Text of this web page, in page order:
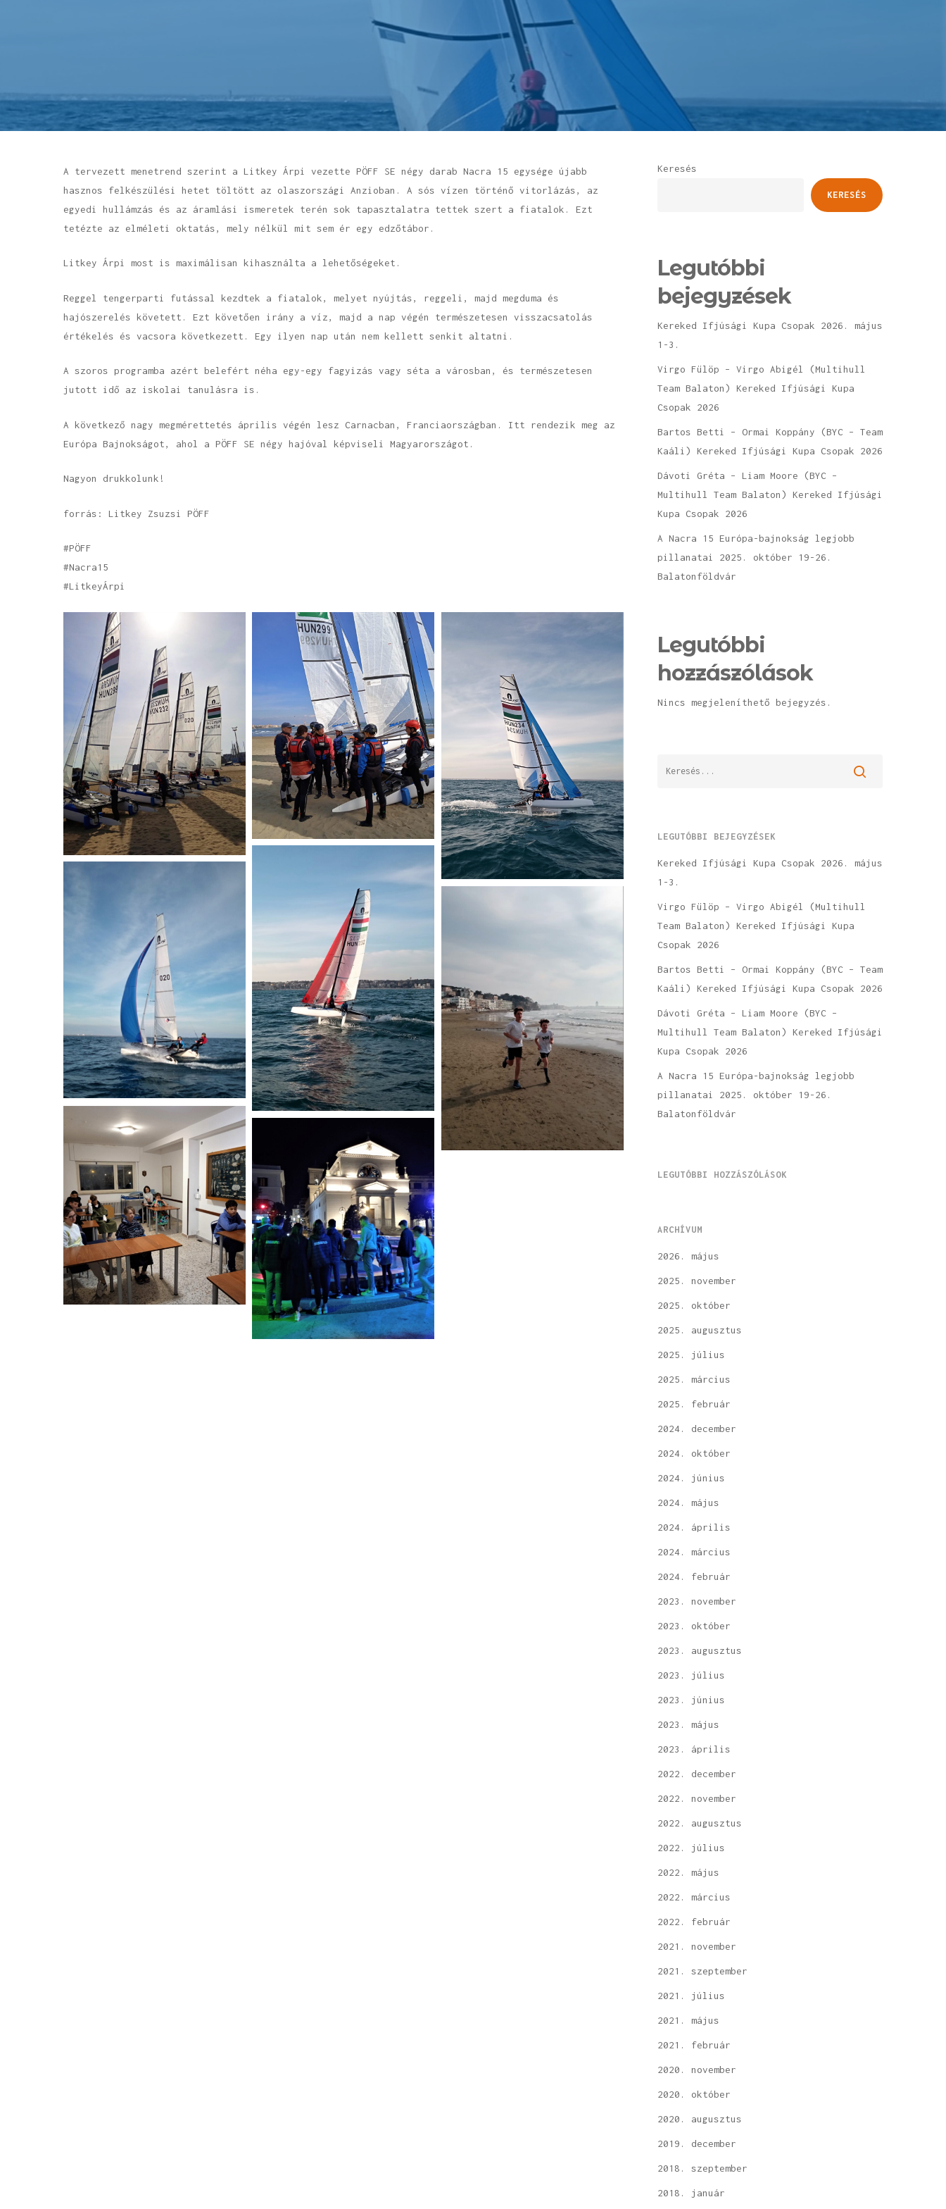
A tervezett menetrend szerint a Litkey Árpi vezette PÖFF SE négy darab Nacra 15 egysége újabb
hasznos felkészülési hetet töltött az olaszországi Anzioban. A sós vízen történő vitorlázás, az
egyedi hullámzás és az áramlási ismeretek terén sok tapasztalatra tettek szert a fiatalok. Ezt
tetézte az elméleti oktatás, mely nélkül mit sem ér egy edzőtábor.
Litkey Árpi most is maximálisan kihasználta a lehetőségeket.
Reggel tengerparti futással kezdtek a fiatalok, melyet nyújtás, reggeli, majd megduma és
hajószerelés követett. Ezt követően irány a víz, majd a nap végén természetesen visszacsatolás
értékelés és vacsora következett. Egy ilyen nap után nem kellett senkit altatni.
A szoros programba azért belefért néha egy-egy fagyizás vagy séta a városban, és természetesen
jutott idő az iskolai tanulásra is.
A következő nagy megmérettetés április végén lesz Carnacban, Franciaországban. Itt rendezik meg az
Európa Bajnokságot, ahol a PÖFF SE négy hajóval képviseli Magyarországot.
Nagyon drukkolunk!
forrás: Litkey Zsuzsi PÖFF
#PÖFF
#Nacra15
#LitkeyÁrpi
POFF_Anzio_2022_03_19
POFF_Anzio_2022_03_19
POFF_Anzio_2022_03_19
Keresés
KERESÉS
Legutóbbi
bejegyzések
Kereked Ifjúsági Kupa Csopak 2026. május
1-3.
Virgo Fülöp – Virgo Abigél (Multihull
Team Balaton) Kereked Ifjúsági Kupa
Csopak 2026
Bartos Betti – Ormai Koppány (BYC – Team
Kaáli) Kereked Ifjúsági Kupa Csopak 2026
Dávoti Gréta – Liam Moore (BYC –
Multihull Team Balaton) Kereked Ifjúsági
Kupa Csopak 2026
A Nacra 15 Európa-bajnokság legjobb
pillanatai 2025. október 19-26.
Balatonföldvár
Legutóbbi
hozzászólások
Nincs megjeleníthető bejegyzés.
LEGUTÓBBI BEJEGYZÉSEK
Kereked Ifjúsági Kupa Csopak 2026. május
1-3.
Virgo Fülöp – Virgo Abigél (Multihull
Team Balaton) Kereked Ifjúsági Kupa
Csopak 2026
Bartos Betti – Ormai Koppány (BYC – Team
Kaáli) Kereked Ifjúsági Kupa Csopak 2026
Dávoti Gréta – Liam Moore (BYC –
Multihull Team Balaton) Kereked Ifjúsági
Kupa Csopak 2026
A Nacra 15 Európa-bajnokság legjobb
pillanatai 2025. október 19-26.
Balatonföldvár
LEGUTÓBBI HOZZÁSZÓLÁSOK
ARCHÍVUM
2026. május
2025. november
2025. október
2025. augusztus
2025. július
2025. március
2025. február
2024. december
2024. október
2024. június
2024. május
2024. április
2024. március
2024. február
2023. november
2023. október
2023. augusztus
2023. július
2023. június
2023. május
2023. április
2022. december
2022. november
2022. augusztus
2022. július
2022. május
2022. március
2022. február
2021. november
2021. szeptember
2021. július
2021. május
2021. február
2020. november
2020. október
2020. augusztus
2019. december
2018. szeptember
2018. január